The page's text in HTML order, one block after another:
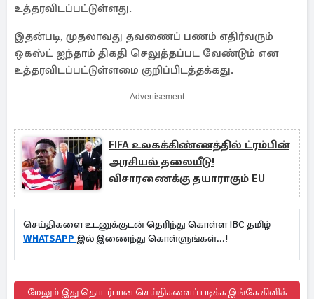
உத்தரவிடப்பட்டுள்ளது.
இதன்படி, முதலாவது தவணைப் பணம் எதிர்வரும்
ஒகஸ்ட் ஐந்தாம் திகதி செலுத்தப்பட வேண்டும் என
உத்தரவிடப்பட்டுள்ளமை குறிப்பிடத்தக்கது.
Advertisement
FIFA உலகக்கிண்ணத்தில் ட்ரம்பின்
அரசியல் தலையீடு!
விசாரணைக்கு தயாராகும் EU
செய்திகளை உடனுக்குடன் தெரிந்து கொள்ள IBC தமிழ்
WHATSAPP இல் இணைந்து கொள்ளுங்கள்...!
மேலும் இது தொடர்பான செய்திகளைப் படிக்க இங்கே கிளிக்